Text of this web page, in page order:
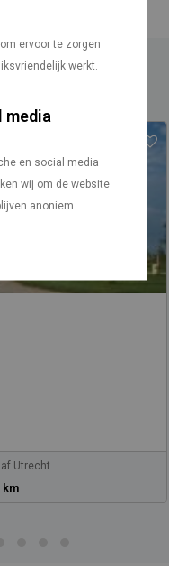
ervoor te zorgen
werkt.
media
en social media
wij om de website
anoniem.
Utrecht
km